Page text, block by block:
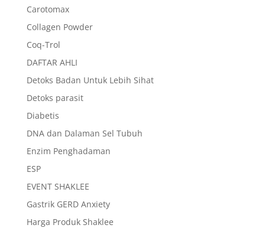
Carotomax
Collagen Powder
Coq-Trol
DAFTAR AHLI
Detoks Badan Untuk Lebih Sihat
Detoks parasit
Diabetis
DNA dan Dalaman Sel Tubuh
Enzim Penghadaman
ESP
EVENT SHAKLEE
Gastrik GERD Anxiety
Harga Produk Shaklee